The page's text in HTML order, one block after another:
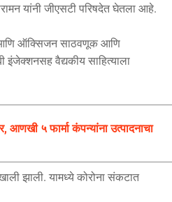
यांनी जीएसटी परिषदेत घेतला आहे.
ऑक्सिजन साठवणूक आणि
इंजेक्शनसह वैद्यकीय साहित्याला
५ फार्मा कंपन्यांना उत्पादनाचा
झाली. यामध्ये कोरोना संकटात